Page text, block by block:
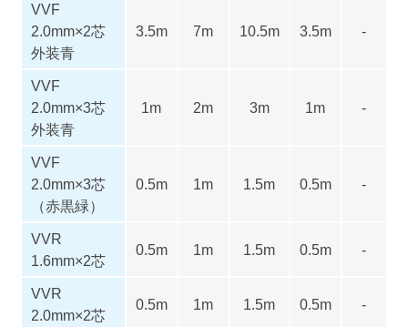
VVF
2.0mm×2芯
外装青
3.5m 7m 10.5m 3.5m -
VVF
2.0mm×3芯
外装青
1m 2m 3m 1m -
VVF
2.0mm×3芯
（赤黒緑）
0.5m 1m 1.5m 0.5m -
VVR
1.6mm×2芯
0.5m 1m 1.5m 0.5m -
VVR
2.0mm×2芯
0.5m 1m 1.5m 0.5m -